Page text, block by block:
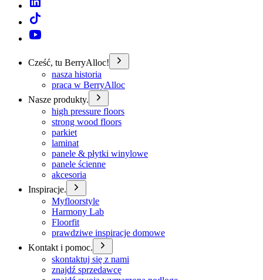
Cześć, tu BerryAlloc!
nasza historia
praca w BerryAlloc
Nasze produkty.
high pressure floors
strong wood floors
parkiet
laminat
panele & płytki winylowe
panele ścienne
akcesoria
Inspiracje.
Myfloorstyle
Harmony Lab
Floorfit
prawdziwe inspiracje domowe
Kontakt i pomoc.
skontaktuj się z nami
znajdź sprzedawcę